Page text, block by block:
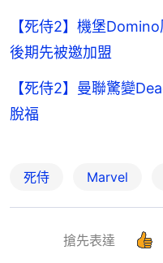
【死侍2】機堡
後期先被邀加盟
【死侍2】曼聯驚變
脫福
死侍 Marvel
搶先表達